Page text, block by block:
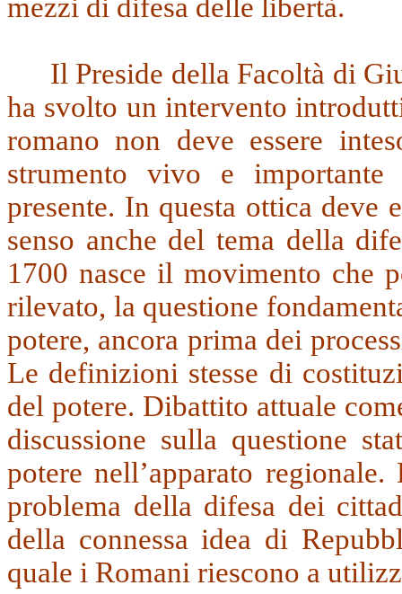
mezzi di difesa delle libertà.
Il Preside della Facoltà di
ha svolto un intervento
romano non deve essere
strumento vivo e
presente. In questa ottica deve
senso anche del tema della
1700 nasce il movimento che
rilevato, la questione
potere, ancora prima dei
Le definizioni stesse di
del potere. Dibattito attuale
discussione sulla questione
potere nell’apparato
problema della difesa dei
della connessa idea di
quale i Romani riescono a